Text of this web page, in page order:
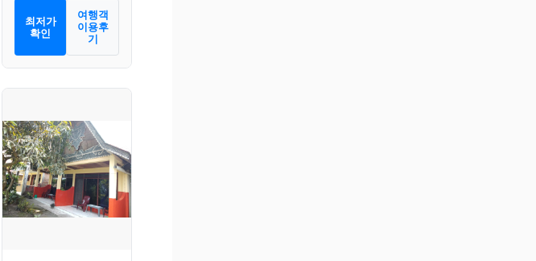
최저가
확인
여행객
이용후
기